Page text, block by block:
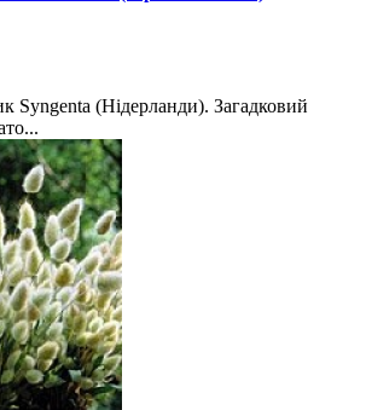
Syngenta (Нідерланди). Загадковий